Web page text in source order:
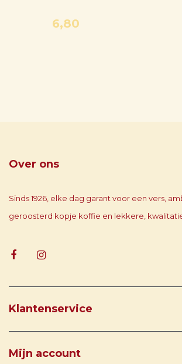
6,80
Over ons
Sinds 1926, elke dag garant voor een vers,
geroosterd kopje koffie en lekkere,
Klantenservice
Mijn account